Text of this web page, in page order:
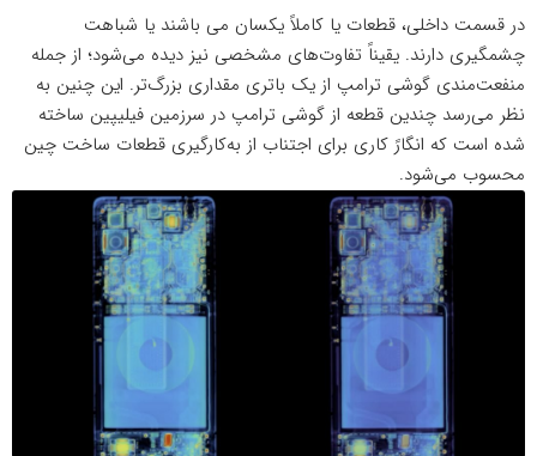
در قسمت داخلی، قطعات یا کاملاً یکسان می باشند یا شباهت
چشمگیری دارند. یقیناً تفاوت‌های مشخصی نیز دیده می‌شود؛ از جمله
منفعت‌مندی گوشی ترامپ از یک باتری مقداری بزرگ‌تر. این چنین به
نظر می‌رسد چندین قطعه از گوشی ترامپ در سرزمین فیلیپین ساخته
شده است که انگارً کاری برای اجتناب از به‌کارگیری قطعات ساخت چین
محسوب می‌شود.